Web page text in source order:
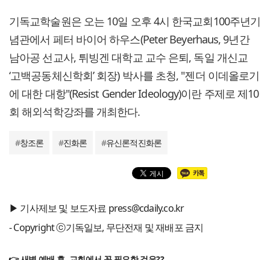
기독교학술원은 오는 10일 오후 4시 한국교회100주년기
념관에서 페터 바이어 하우스(Peter Beyerhaus, 9년간
남아공 선교사, 튀빙겐 대학교 교수 은퇴, 독일 개신교
‘고백공동체신학회’ 회장) 박사를 초청, "젠더 이데올로기
에 대한 대항"(Resist Gender Ideology)이란 주제로 제10
회 해외석학강좌를 개최한다.
#창조론 #진화론 #유신론적진화론
▶ 기사제보 및 보도자료 press@cdaily.co.kr
- Copyright ⓒ기독일보, 무단전재 및 재배포 금지